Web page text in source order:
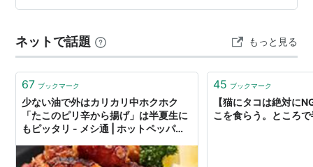
りそうなので 次の散策は？考え中 家から出たら すぐに
て…
ネットで話題 もっと見る
67 ブックマーク
少ない油で外はカリカリ中ホクホク
「たこのピリ辛から揚げ」は半夏生に
もピッタリ - メシ通 | ホットペッパー
45 ブックマーク
【猫にタコは絶対に
こを食らう。ところ